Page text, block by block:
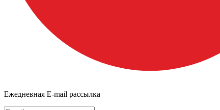
Ежедневная E-mail рассылка